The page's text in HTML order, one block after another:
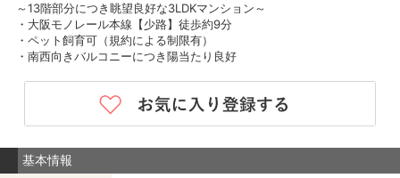
～13階部分につき眺望良好な3LDKマンション～
・大阪モノレール本線【少路】徒歩約9分
・ペット飼育可（規約による制限有）
・南西向きバルコニーにつき陽当たり良好
基本情報